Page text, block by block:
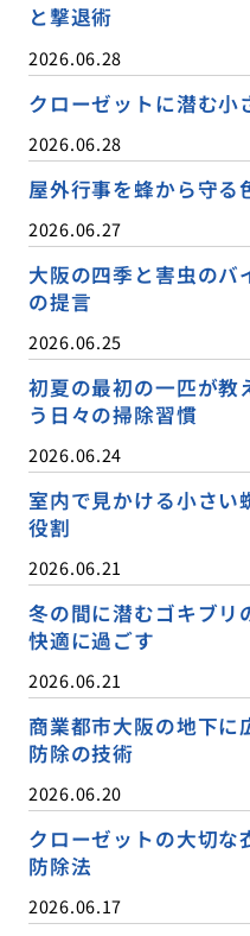
と撃退術
2026.06.28
クローゼットに潜む小
2026.06.28
屋外行事を蜂から守る
2026.06.27
大阪の四季と害虫のバ
の提言
2026.06.25
初夏の最初の一匹が教
う日々の掃除習慣
2026.06.24
室内で見かける小さい
役割
2026.06.21
冬の間に潜むゴキブリ
快適に過ごす
2026.06.21
商業都市大阪の地下に
防除の技術
2026.06.20
クローゼットの大切な
防除法
2026.06.17